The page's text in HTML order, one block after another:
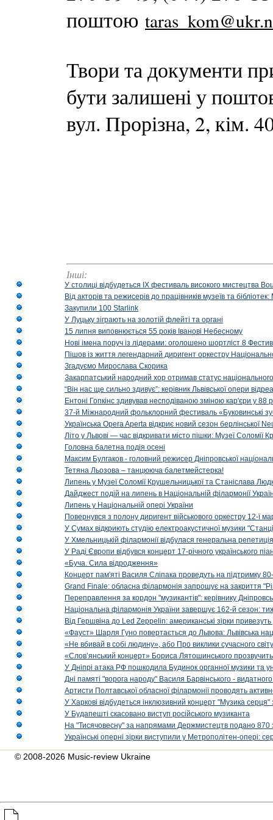
поштою
Твори та документи
бути залишені у
вул. Прорізна, 2, кім.
Інші:
У столиці відбудеться IX фестиваль високого мистецтва
Від акторів та режисерів до працівників музеїв та
Закупили 100 Starlink
У Луцьку зіграють на золотій флейті та органі
15 липня виповнюється 55 років Іванові Небесному
Нові імена поруч із лідерами: оголошено шортліст 8
Пішов із життя легендарний диригент оркестру
Згадуємо Мирослава Скорика
Закарпатський народний хор отримав статус національного
“Він нас ще сильно здивує”: керівник Львівської опери
Ентоні Гопкінс здивував несподіваною зміною кар'єри у 88
37-й Міжнародний фольклорний фестиваль «Буковинські
Українська Opera Aperta відкриє новий сезон берлінської
Літо у Львові — час відкривати місто пішки: Музеї Соломії
Головна балетна подія осені
Максим Булгаков - головний режисер Дніпровської
Тетяна Льозова – танцююча балетмейстерка!
Липень у Музеї Соломії Крушельницької та Станіслава
Дайджест подій на липень в Національній філармонії
Липень у Національній опері України
Повернувся з полону диригент військового оркестру 12-ї
У Сумах відкриють студію електроакустичної музики
У Хмельницькій філармонії відбулася генеральна
У Раді Європи відбувся концерт 17-річного українського
«Буча. Сила відродження»
Концерт пам'яті Василя Сліпака проведуть на підтримку
Grand Finale: обласна філармонія запрошує на закриття
Переправлення за кордон "музикантів": керівнику
Національна філармонія України завершує 162-й сезон:
Від Гершвіна до Led Zeppelin: американські зірки
«Фауст» Шарля Гуно повертається до Львова: Львівська
«Не вбивай в собі людину», або Про виклики сучасного світу
«Слов’янський концерт» Бориса Лятошинського
У Дніпрі атака РФ пошкодила Будинок органної музики та
Дні памяті "ворога народу" Василя Барвінського -
Артисти Полтавської обласної філармонії проводять
У Харкові відбудеться інклюзивний концерт "Музика
У Будапешті скасовано виступ російського музиканта
На "Тисячовесну" за напрямами Держмистецтв подано 870
Українські оперні зірки виступили у Метрополітен-опері:
© 2008-2026 Music-review Ukraine